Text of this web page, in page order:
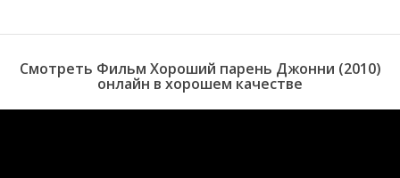
Смотреть Фильм Хороший парень Джонни (2010)
онлайн в хорошем качестве